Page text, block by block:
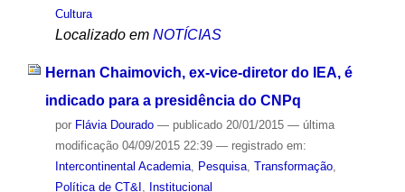
Cultura
Localizado em NOTÍCIAS
Hernan Chaimovich, ex-vice-diretor do IEA, é
indicado para a presidência do CNPq
por Flávia Dourado — publicado20/01/2015 — última
modificação04/09/2015 22:39 — registrado em:
Intercontinental Academia, Pesquisa, Transformação,
Política de CT&I , Institucional